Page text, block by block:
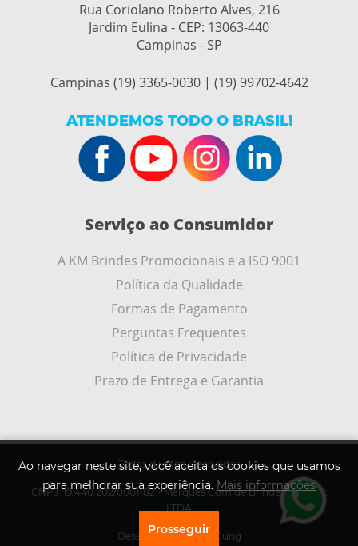
Ao navegar neste site, você aceita os cookies que usamos
para melhorar sua experiência. Mais informações
Prosseguir
Rua Coriolano Roberto Alves, 216
Jardim Eulina - CEP: 13063-440
Campinas - SP
Campinas (19) 3365-0030 | (19) 99702-4642
ATENDEMOS TODO O BRASIL!
Serviço ao Consumidor
A KM Brindes Promocionais e a ISO 9001
Política da Qualidade
Formas de Pagamento
Perguntas Frequentes
Política de Privacidade
Prazo de Entrega e Garantia
Todos direitos reservados
CNPJ: 19.440.202/0001-82 - Marques Com de Brindes Promoc
LTDA
Desenvolvido porA .Jung